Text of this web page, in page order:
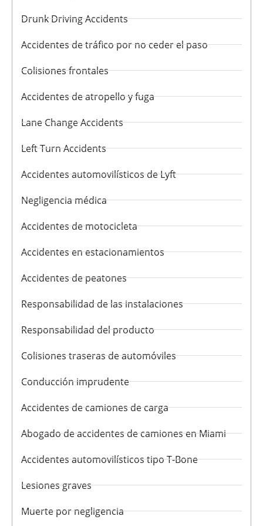
Drunk Driving Accidents
Accidentes de tráfico por no ceder el paso
Colisiones frontales
Accidentes de atropello y fuga
Lane Change Accidents
Left Turn Accidents
Accidentes automovilísticos de Lyft
Negligencia médica
Accidentes de motocicleta
Accidentes en estacionamientos
Accidentes de peatones
Responsabilidad de las instalaciones
Responsabilidad del producto
Colisiones traseras de automóviles
Conducción imprudente
Accidentes de camiones de carga
Abogado de accidentes de camiones en Miami
Accidentes automovilísticos tipo T-Bone
Lesiones graves
Muerte por negligencia